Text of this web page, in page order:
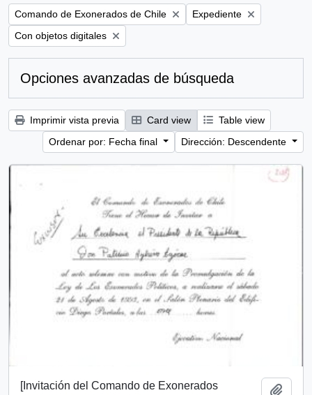
Remove filter:
Comando de Exonerados de Chile Remove filter:
Expediente
Remove filter:
Con objetos digitales
Opciones avanzadas de búsqueda
Imprimir vista previa Card view
Table view
Ordenar por: Fecha final
Dirección: Descendente
[Invitación del Comando de Exonerados